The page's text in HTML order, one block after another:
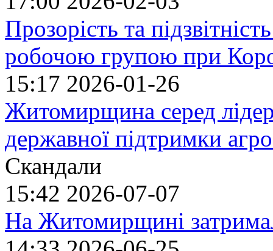
Прозорість та
робочою групою при
15:17 2026-01-26
Житомирщина серед
державної підтримки
Скандали
15:42 2026-07-07
На Житомирщині